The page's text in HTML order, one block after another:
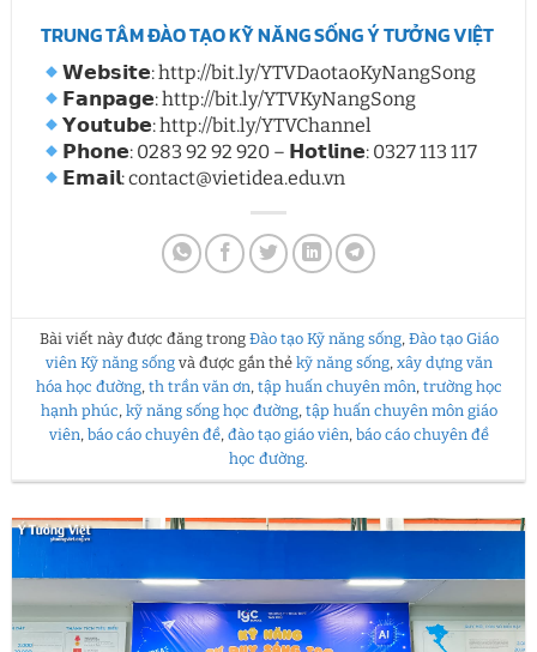
TRUNG TÂM ĐÀO TẠO KỸ NĂNG SỐNG Ý TƯỞNG VIỆT
𝗪𝗲𝗯𝘀𝗶𝘁𝗲: http://bit.ly/YTVDaotaoKyNangSong
𝗙𝗮𝗻𝗽𝗮𝗴𝗲: http://bit.ly/YTVKyNangSong
𝗬𝗼𝘂𝘁𝘂𝗯𝗲: http://bit.ly/YTVChannel
𝗣𝗵𝗼𝗻𝗲: 0283 92 92 920 – 𝗛𝗼𝘁𝗹𝗶𝗻𝗲: 0327 113 117
𝗘𝗺𝗮𝗶𝗹: contact@vietidea.edu.vn
Bài viết này được đăng trong Đào tạo Kỹ năng sống, Đào tạo Giáo
viên Kỹ năng sốngvà được gắn thẻ kỹ năng sống, xây dựng văn
hóa học đường, th trần văn ơn, tập huấn chuyên môn, trường học
hạnh phúc, kỹ năng sống học đường, tập huấn chuyên môn giáo
viên, báo cáo chuyên đề, đào tạo giáo viên, báo cáo chuyên đề
học đường.